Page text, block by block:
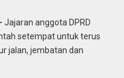
Jajaran anggota DPRD
setempat untuk terus
jalan, jembatan dan